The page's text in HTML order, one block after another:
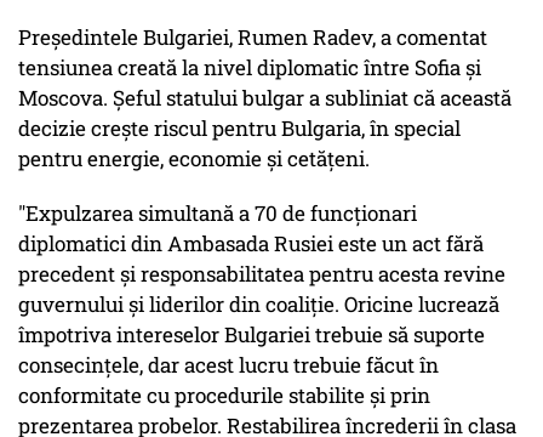
Preşedintele Bulgariei, Rumen Radev, a comentat
tensiunea creată la nivel diplomatic între Sofia şi
Moscova. Şeful statului bulgar a subliniat că această
decizie creşte riscul pentru Bulgaria, în special
pentru energie, economie şi cetăţeni.
"Expulzarea simultană a 70 de funcţionari
diplomatici din Ambasada Rusiei este un act fără
precedent şi responsabilitatea pentru acesta revine
guvernului şi liderilor din coaliţie. Oricine lucrează
împotriva intereselor Bulgariei trebuie să suporte
consecinţele, dar acest lucru trebuie făcut în
conformitate cu procedurile stabilite şi prin
prezentarea probelor. Restabilirea încrederii în clasa